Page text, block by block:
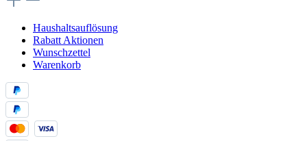
Haushaltsauflösung
Rabatt Aktionen
Wunschzettel
Warenkorb